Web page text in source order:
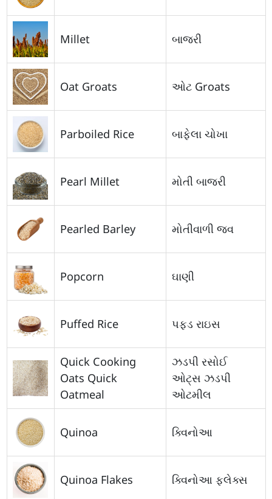
Millet બાજરી
Oat Groats ઓટ Groats
Parboiled Rice બાફેલા ચોખા
Pearl Millet મોતી બાજરી
Pearled Barley મોતીવાળી જવ
Popcorn ઘાણી
Puffed Rice પફ્ડ રાઇસ
Quick Cooking
Oats Quick
Oatmeal
ઝડપી રસોઈ
ઓટ્સ ઝડપી
ઓટમીલ
Quinoa ક્વિનોઆ
Quinoa Flakes ક્વિનોઆ ફ્લેક્સ